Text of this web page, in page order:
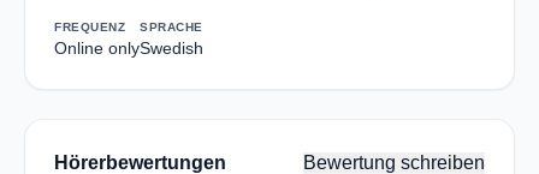
FREQUENZ
Online only
SPRACHE
Swedish
Hörerbewertungen Bewertung schreiben